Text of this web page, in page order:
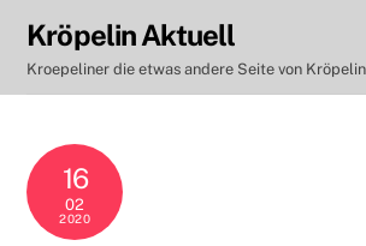
content
Kröpelin Aktuell
Kroepeliner die etwas andere Seite von Kröpelin
16
02
2020